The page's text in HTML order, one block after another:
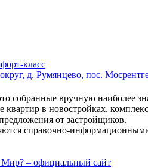
класс
д. Румянцево, пос.
собранные вручную наиболее
квартир в новостройках,
от застройщиков.
справочно-
Мир? – официальный сайт